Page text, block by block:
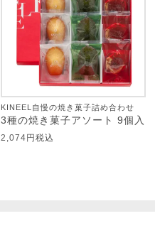
KINEEL自慢の焼き菓子詰め合わせ
3種の焼き菓子アソート 9個入
2,074 税込